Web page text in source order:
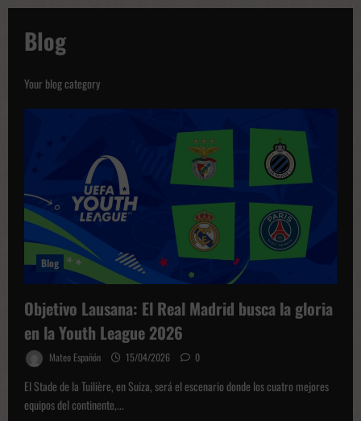
Blog
Your blog category
Blog
Objetivo Lausana: El Real Madrid busca la gloria
en la Youth League 2026
Mateo Españón 15/04/2026 0
El Stade de la Tuilière, en Suiza, será el escenario donde los cuatro mejores
equipos del continente,...